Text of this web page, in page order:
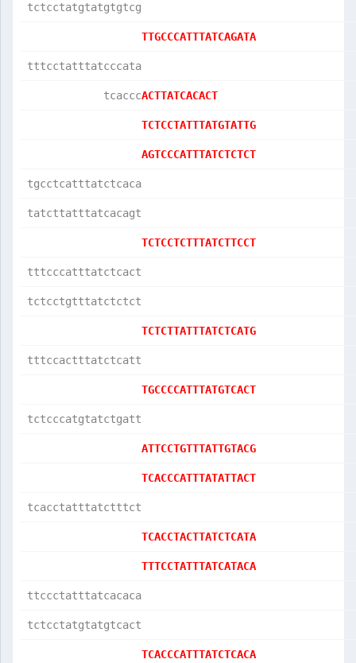
tctcctatgtatgtgtcg
TTGCCCATTTATCAGATA
tttcctatttatcccata
            tcaccc
ACTTATCACACT
TCTCCTATTTATGTATTG
AGTCCCATTTATCTCTCT
tgcctcatttatctcaca
tatcttatttatcacagt
TCTCCTCTTTATCTTCCT
tttcccatttatctcact
tctcctgtttatctctct
TCTCTTATTTATCTCATG
tttccactttatctcatt
TGCCCCATTTATGTCACT
tctcccatgtatctgatt
ATTCCTGTTTATTGTACG
TCACCCATTTATATTACT
tcacctatttatctttct
TCACCTACTTATCTCATA
TTTCCTATTTATCATACA
ttccctatttatcacaca
tctcctatgtatgtcact
TCACCCATTTATCTCACA